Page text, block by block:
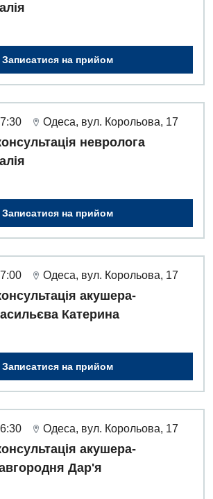
Записатися на прийом
Одеса, вул. Корольова, 17
невролога
Записатися на прийом
Одеса, вул. Корольова, 17
акушера-
Катерина
Записатися на прийом
Одеса, вул. Корольова, 17
акушера-
Дар'я